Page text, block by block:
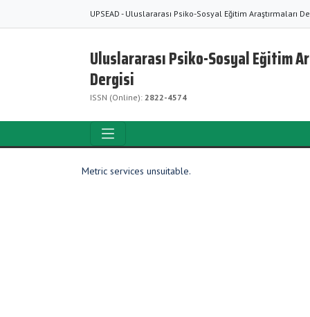
UPSEAD - Uluslararası Psiko-Sosyal Eğitim Araştırmaları
Uluslararası Psiko-Sosyal Eğitim
Dergisi
ISSN (Online): 2822-4574
Metric services unsuitable.